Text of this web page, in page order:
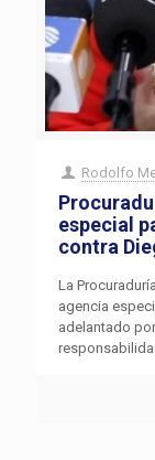
Rodolfo
especial
contra
La
agencia
adelantado